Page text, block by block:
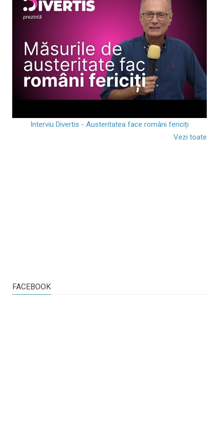
Interviu Divertis - Austeritatea face români fericiți
Vezi toate
FACEBOOK